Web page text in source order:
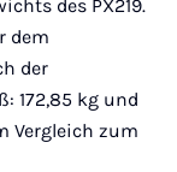
des PX219.
dem
der
172,85 kg und
Vergleich zum